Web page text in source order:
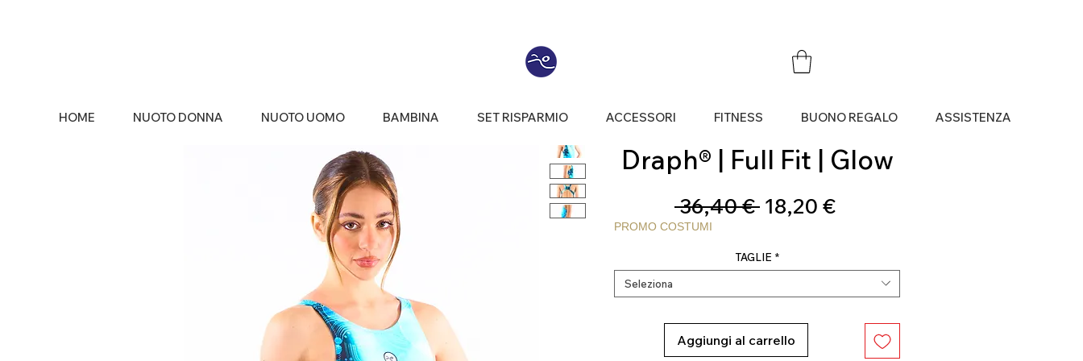
HOME NUOTO DONNA NUOTO UOMO BAMBINA SET RISPARMIO ACCESSORI FITNESS BUONO REGALO ASSISTENZA
Draph® | Full Fit | Glow
36,40 € Prezzo
18,20 €Prezzo
PROMO COSTUMI
TAGLIE *
Seleziona
Aggiungi al carrello